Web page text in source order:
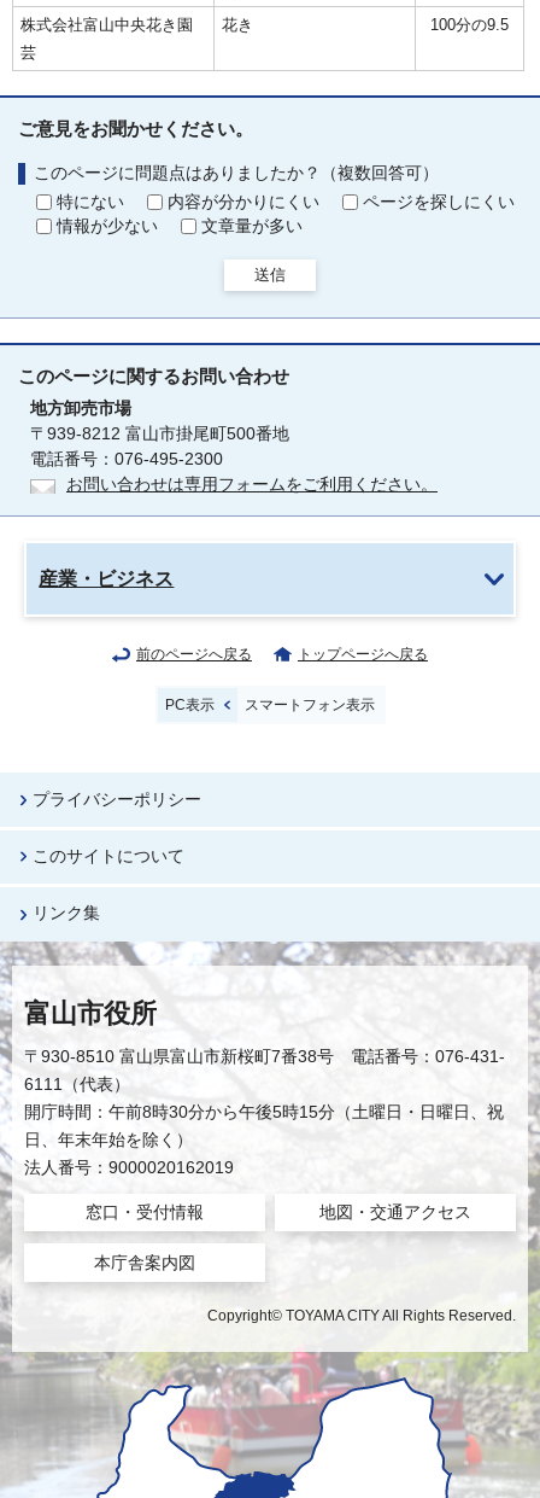
株式会社富山中央花き園
芸
花き 100分の9.5
ご意見をお聞かせください。
このページに問題点はありましたか？（複数回答可）
特にない
内容が分かりにくい
ページを探しにくい
情報が少ない
文章量が多い
送信
このページに関するお問い合わせ
地方卸売市場
〒939-8212 富山市掛尾町500番地
電話番号：076-495-2300
お問い合わせは専用フォームをご利用ください。
産業・ビジネス
前のページへ戻る トップページへ戻る
PC表示 スマートフォン表示
プライバシーポリシー
このサイトについて
リンク集
富山市役所
〒930-8510 富山県富山市新桜町7番38号 電話番号：076-431-
6111（代表）
開庁時間：午前8時30分から午後5時15分（土曜日・日曜日、祝
日、年末年始を除く）
法人番号：9000020162019
窓口・受付情報 地図・交通アクセス
本庁舎案内図
Copyright© TOYAMA CITY All Rights Reserved.